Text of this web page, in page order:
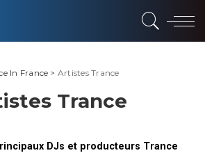
In France > Artistes Trance
Trance
DJs et producteurs Trance